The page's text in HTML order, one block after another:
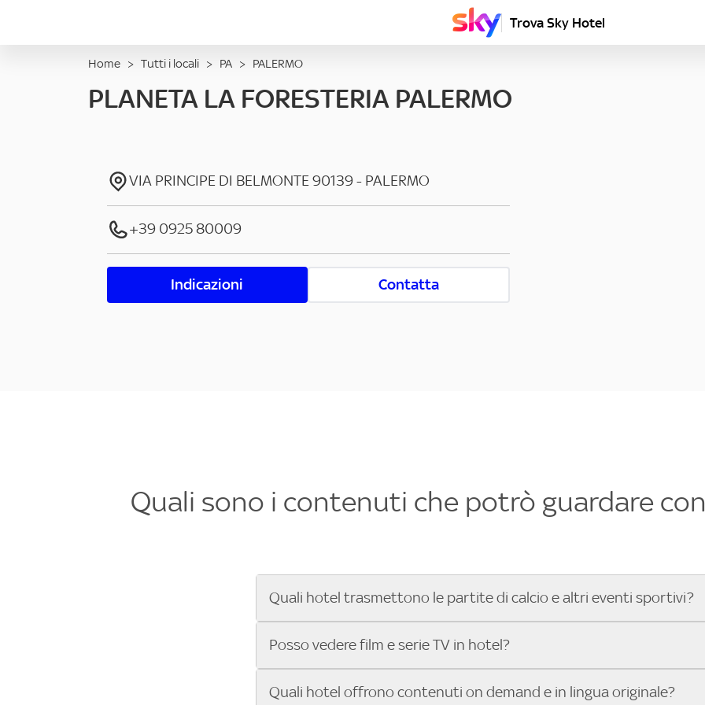
Trova Sky Hotel
Home > Tutti i locali > PA > PALERMO
PLANETA LA FORESTERIA PALERMO
VIA PRINCIPE DI BELMONTE90139- PALERMO
+39 0925 80009
Indicazioni Contatta
Quali sono i contenuti che potrò guardare
Quali hotel trasmettono le partite di calcio e altri eventi sportivi?
Se cerchi un hotel dove poter vedere le partite di Serie A, UEFA Champions
che trasmette gli eventi sportivi.
Posso vedere film e serie TV in hotel?
Sì, gli hotel che hanno Sky in camera offrono una vasta selezione di film
Quali hotel offrono contenuti on demand e in lingua originale?